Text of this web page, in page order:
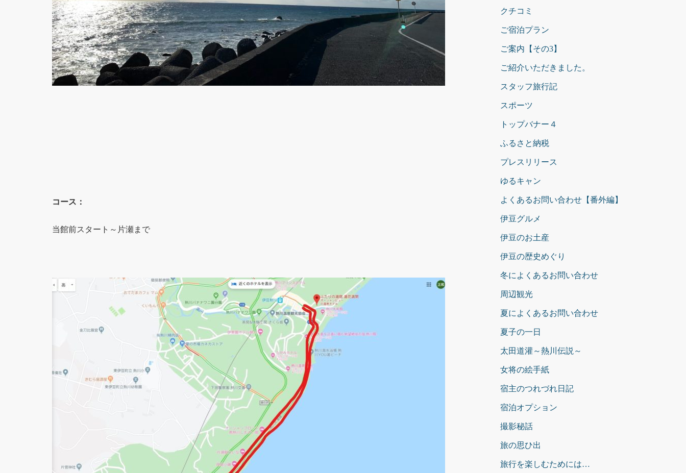
コース：
当館前スタート～片瀬まで
クチコミ
ご宿泊プラン
ご案内【その3】
ご紹介いただきました。
スタッフ旅行記
スポーツ
トップバナー４
ふるさと納税
プレスリリース
ゆるキャン
よくあるお問い合わせ【番外編】
伊豆グルメ
伊豆のお土産
伊豆の歴史めぐり
冬によくあるお問い合わせ
周辺観光
夏によくあるお問い合わせ
夏子の一日
太田道灌～熱川伝説～
女将の絵手紙
宿主のつれづれ日記
宿泊オプション
撮影秘話
旅の思ひ出
旅行を楽しむためには…